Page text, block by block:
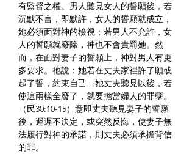
有監督之權。男人聽見女人的誓願後，若
沉默不言，即默許，女人的誓願就成立，
她必須面對神的檢視；若男人不允許，女
人的誓願就廢除，神也不會責罰她。然
而，在面對妻子的誓願上，神對男人有更
多要求。祂說：她若在丈夫家裡許了願或
起了誓，約束自己…她丈夫聽見以後，若
使這兩樣全廢了，就要擔當婦人的罪孽。
（民30:10-15）意即丈夫聽見妻子的誓願
後，遲遲不決定，或突然反悔，使妻子無
法履行對神的承諾，則丈夫必須承擔背信
的罪。